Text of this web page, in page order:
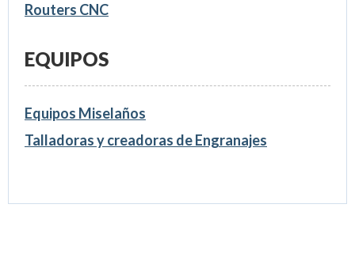
Routers CNC
EQUIPOS
Equipos Miselaños
Talladoras y creadoras de Engranajes